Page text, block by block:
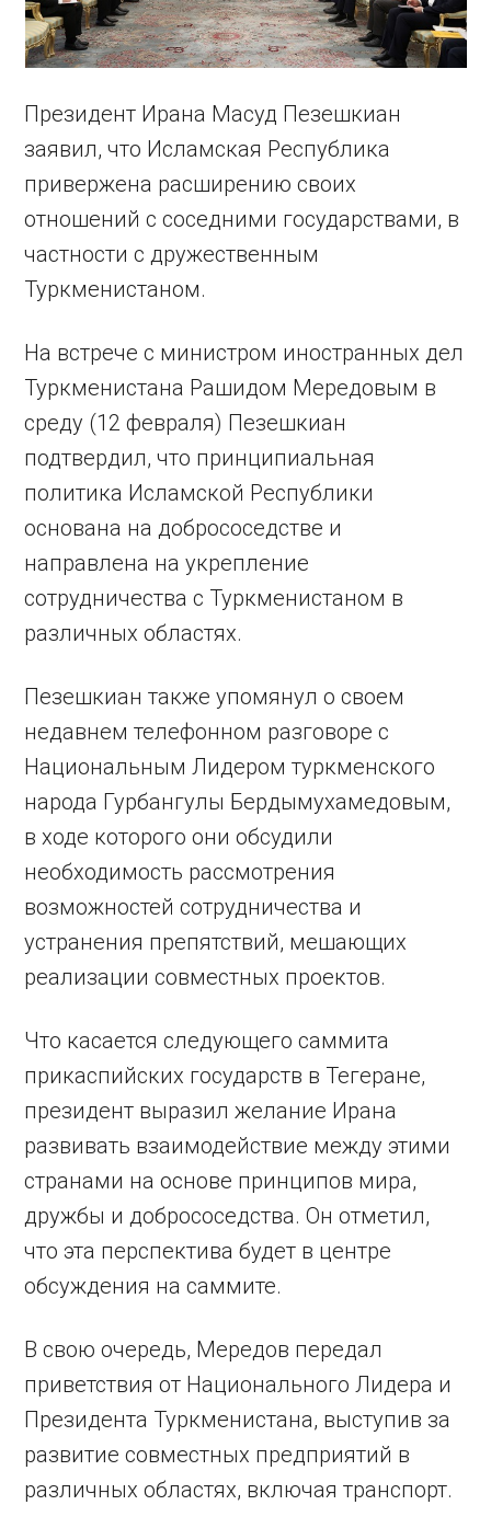
Президент Ирана Масуд Пезешкиан
заявил, что Исламская Республика
привержена расширению своих
отношений с соседними государствами, в
частности с дружественным
Туркменистаном.
На встрече с министром иностранных дел
Туркменистана Рашидом Мередовым в
среду (12 февраля) Пезешкиан
подтвердил, что принципиальная
политика Исламской Республики
основана на добрососедстве и
направлена на укрепление
сотрудничества с Туркменистаном в
различных областях.
Пезешкиан также упомянул о своем
недавнем телефонном разговоре с
Национальным Лидером туркменского
народа Гурбангулы Бердымухамедовым,
в ходе которого они обсудили
необходимость рассмотрения
возможностей сотрудничества и
устранения препятствий, мешающих
реализации совместных проектов.
Что касается следующего саммита
прикаспийских государств в Тегеране,
президент выразил желание Ирана
развивать взаимодействие между этими
странами на основе принципов мира,
дружбы и добрососедства. Он отметил,
что эта перспектива будет в центре
обсуждения на саммите.
В свою очередь, Мередов передал
приветствия от Национального Лидера и
Президента Туркменистана, выступив за
развитие совместных предприятий в
различных областях, включая транспорт.